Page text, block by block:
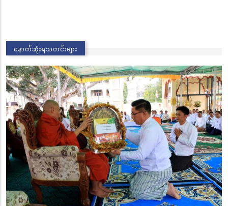
နောက်ဆုံးရသတင်းများ